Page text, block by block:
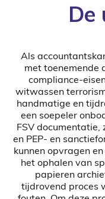
De
Als
met toenemende
compliance-
witwassen
handmatige en
een soepeler
FSV
en PEP- en
kunnen opvragen
het ophalen van
papieren
tijdrovend proces